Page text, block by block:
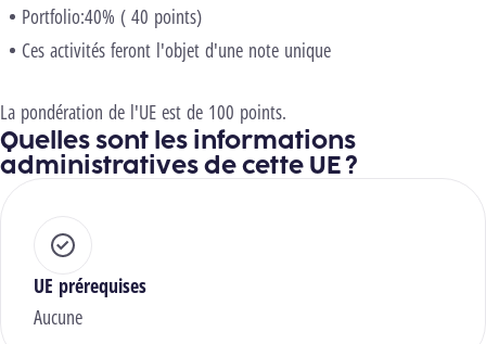
Portfolio:40% ( 40 points)
Ces activités feront l'objet d'une note unique
La pondération de l'UE est de 100 points.
Quelles sont les informations
administratives de cette UE ?
UE prérequises
Aucune